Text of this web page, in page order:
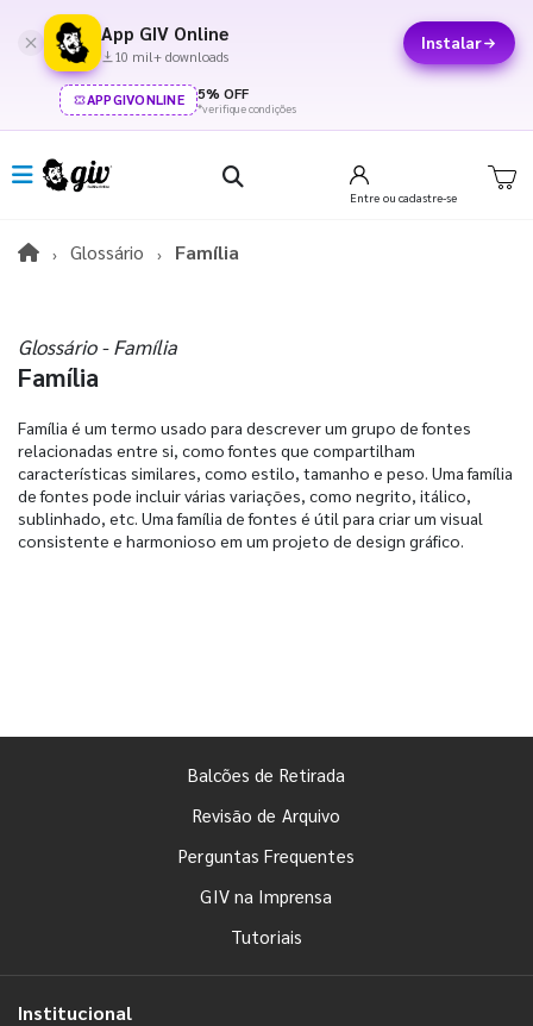
App GIV Online
10 mil+ downloads
Instalar
APPGIVONLINE 5% OFF
*verifique condições
Entre ou cadastre-se
Glossário Família
Glossário - Família
Família
Família é um termo usado para descrever um grupo de fontes
relacionadas entre si, como fontes que compartilham
características similares, como estilo, tamanho e peso. Uma família
de fontes pode incluir várias variações, como negrito, itálico,
sublinhado, etc. Uma família de fontes é útil para criar um visual
consistente e harmonioso em um projeto de design gráfico.
Balcões de Retirada
Revisão de Arquivo
Perguntas Frequentes
GIV na Imprensa
Tutoriais
Institucional